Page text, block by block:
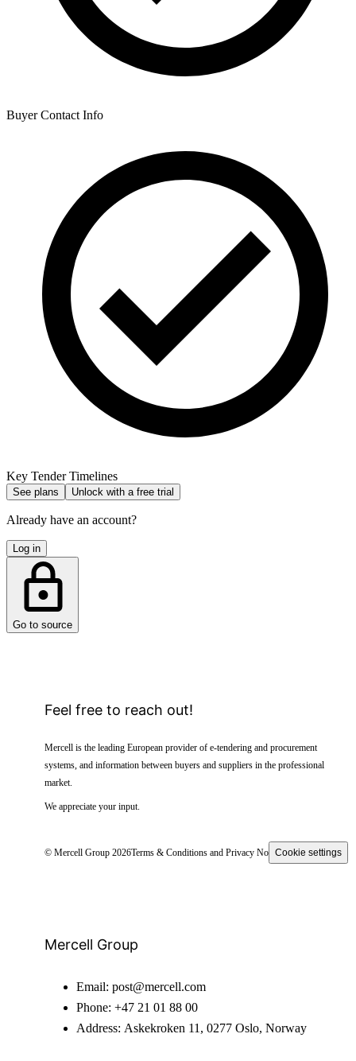
Buyer Contact Info
Key Tender Timelines
See plans Unlock with a free trial
Already have an account?
Log in
Go to source
Feel free to reach out!
Mercell is the leading European provider of e-tendering and procurement
systems, and information between buyers and suppliers in the professional
market.
We appreciate your input.
© Mercell Group 2026Terms & Conditions and Privacy NoticeCookie settings
Mercell Group
Email: post@mercell.com
Phone: +47 21 01 88 00
Address: Askekroken 11, 0277 Oslo, Norway